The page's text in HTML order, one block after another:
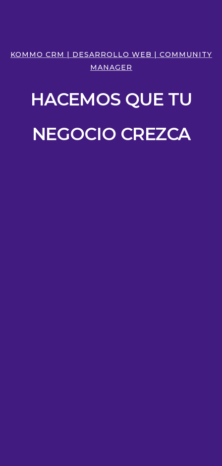
KOMMO CRM | DESARROLLO WEB | COMMUNITY
MANAGER
HACEMOS QUE TU
NEGOCIO CREZCA